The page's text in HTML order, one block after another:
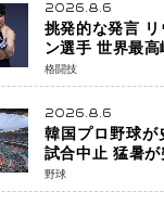
2026.8.6
挑発的な発言
ン選手 世界最高
き彫りになる 日
クシングが直
戦”の現在地
格闘技
2026.8.6
韓国プロ野球が
試合中止 猛暑が
「屋外スポーツ
本発のドーム型
野球